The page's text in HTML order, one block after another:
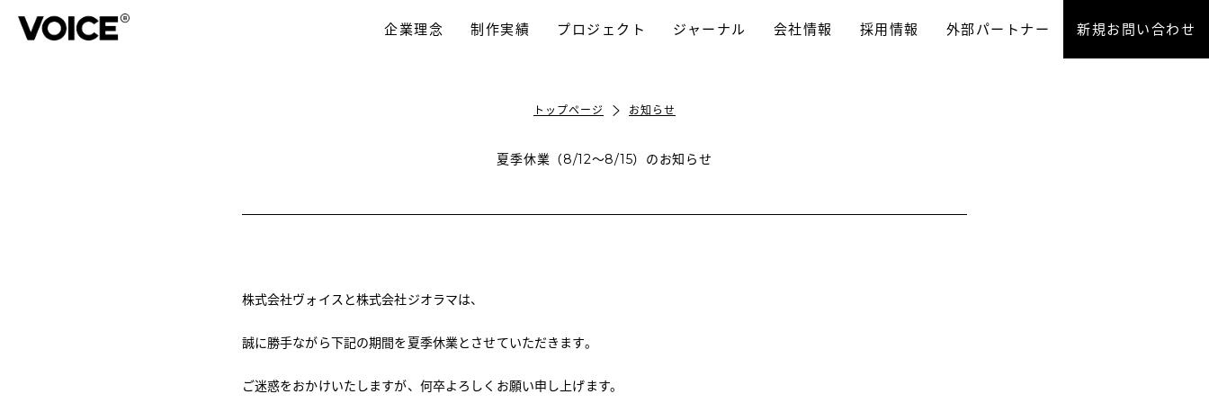
企業理念 制作実績 プロジェクト ジャーナル 会社情報 採用情報 外部パートナー 新規お問い合わせ
トップページ お知らせ
夏季休業（8/12〜8/15）のお知らせ
株式会社ヴォイスと株式会社ジオラマは、
誠に勝手ながら下記の期間を夏季休業とさせていただきます。
ご迷惑をおかけいたしますが、何卒よろしくお願い申し上げます。